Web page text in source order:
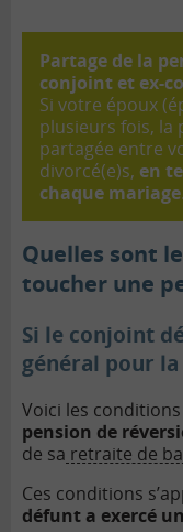
Partage de la
conjoint et ex-
Si votre époux
plusieurs fois, la
partagée entre
divorcé(e)s, en
chaque mariage.
Quelles sont
toucher une
Si le conjoint
général pour
Voici les
pension de
de sa retraite de
Ces conditions
défunt a exercé